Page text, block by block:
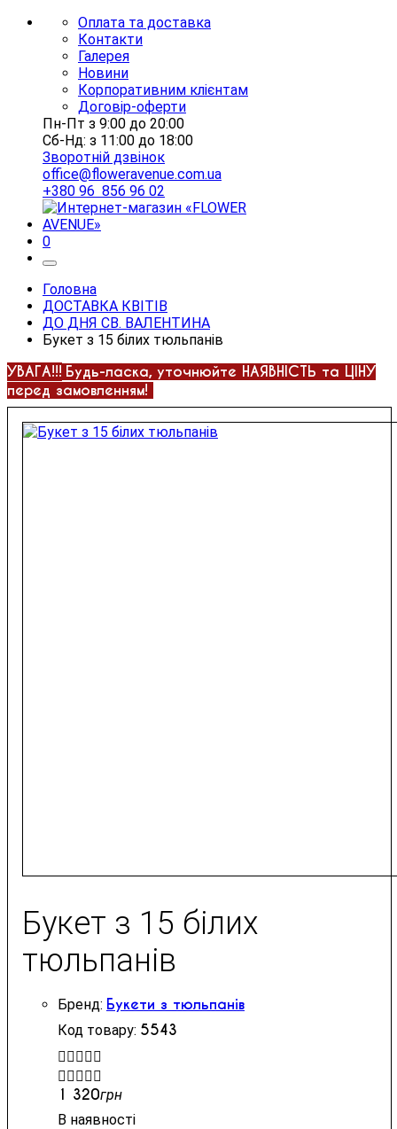
Оплата та доставка
Контакти
Галерея
Новини
Корпоративним клієнтам
Договір-оферти
Пн-Пт з 9:00 до 20:00
Сб-Нд: з 11:00 до 18:00
Зворотній дзвінок
office@floweravenue.com.ua
+380 96 856 96 02
0
Головна
ДОСТАВКА КВІТІВ
ДО ДНЯ СВ. ВАЛЕНТИНА
Букет з 15 білих тюльпанів
УВАГА!!! Будь-ласка, уточнюйте НАЯВНІСТЬ та ЦІНУ
перед замовленням!
Букет з 15 білих
тюльпанів
Букети з тюльпанів
5543


1 320грн
В наявності